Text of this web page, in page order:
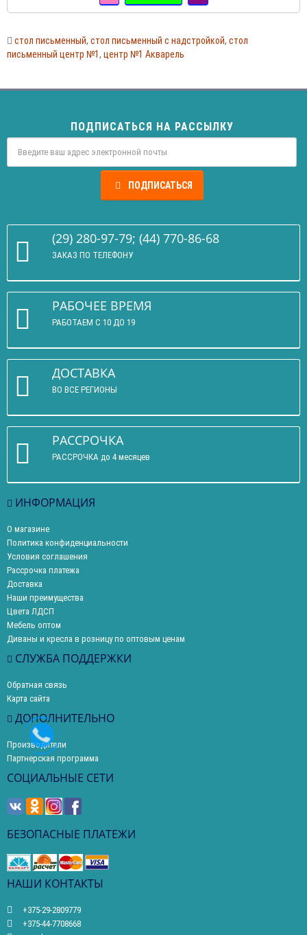
стол письменный, стол письменный с надстройкой, стол
письменный центр №1, центр №1 Акварель
ПОДПИСАТЬСЯ НА РАССЫЛКУ
ПОДПИСАТЬСЯ
(29) 280-97-79; (44) 770-86-68
ЗАКАЗ ПО ТЕЛЕФОНУ
РАБОЧЕЕ ВРЕМЯ
РАБОТАЕМ С 10 ДО 19
ДОСТАВКА
ВО ВСЕ РЕГИОНЫ
РАССРОЧКА
РАССРОЧКА до 4 месяцев
ИНФОРМАЦИЯ
О магазине
Политика конфиденциальности
Условия соглашения
Рассрочка платежа
Доставка
Наши преимущества
Цвета ЛДСП
Мебель оптом
Диваны и кресла в розницу по оптовым ценам
СЛУЖБА ПОДДЕРЖКИ
Обратная связь
Карта сайта
ДОПОЛНИТЕЛЬНО
Производители
Партнерская программа
СОЦИАЛЬНЫЕ СЕТИ
БЕЗОПАСНЫЕ ПЛАТЕЖИ
НАШИ КОНТАКТЫ
+375-29-2809779
+375-44-7708668